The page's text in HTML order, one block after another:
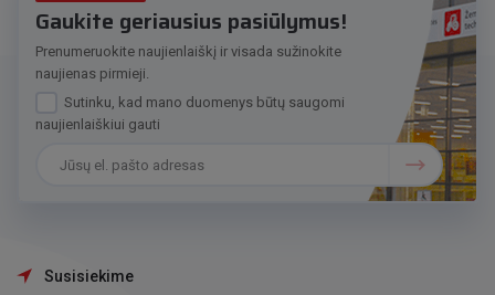
Gaukite geriausius pasiūlymus!
Prenumeruokite naujienlaiškį ir visada sužinokite
naujienas pirmieji.
Sutinku, kad mano duomenys būtų saugomi
naujienlaiškiui gauti
Susisiekime